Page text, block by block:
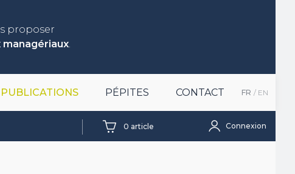
proposer
managériaux.
PUBLICATIONS PÉPITES CONTACT FR EN
0 article Connexion